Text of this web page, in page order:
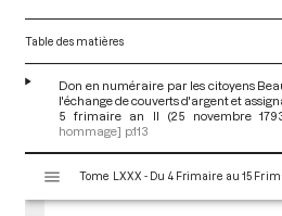
Table des matières
Don en numéraire par les citoyens
l'échange de couverts d'argent et
5 frimaire an II (25 novembre
hommage] p.113
s